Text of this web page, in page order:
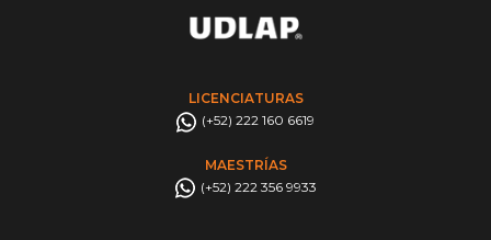
LICENCIATURAS
(+52) 222 160 6619
MAESTRÍAS
(+52) 222 356 9933